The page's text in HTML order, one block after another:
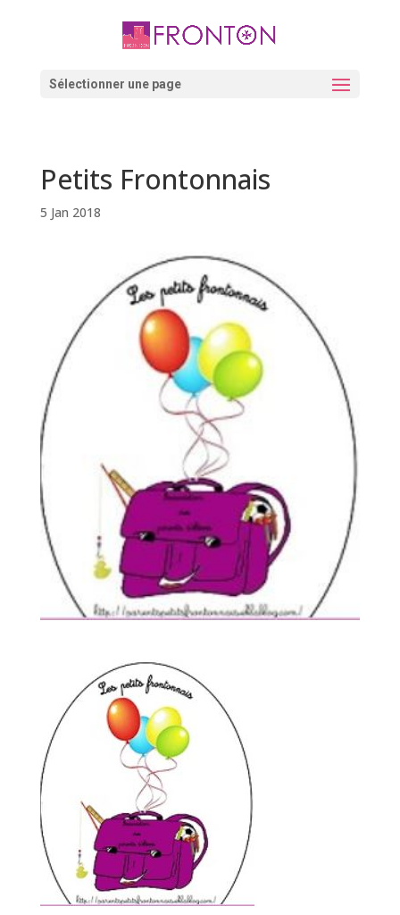
Sélectionner une page
Petits Frontonnais
5 Jan 2018